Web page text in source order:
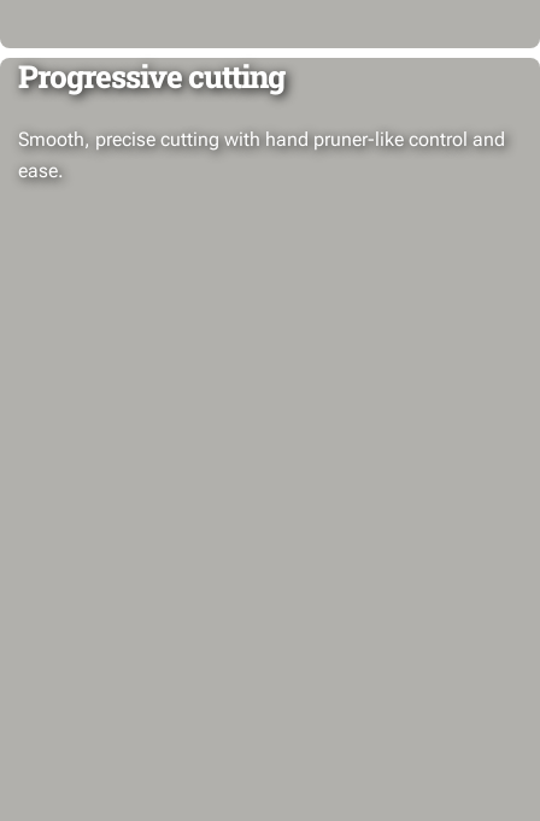
Progressive cutting
Smooth, precise cutting with hand pruner-like control and
ease.